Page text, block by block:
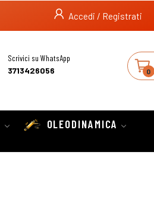
Accedi / Registrati
0
Scrivici su WhatsApp
3713426056
OLEODINAMICA